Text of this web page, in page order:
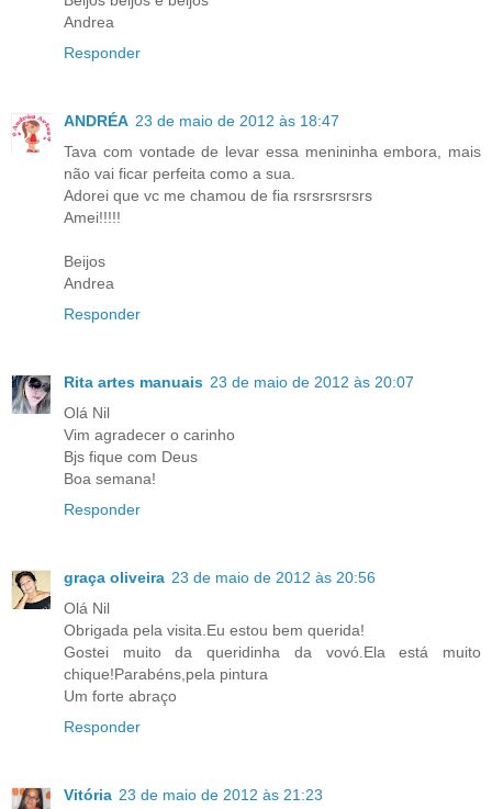
Andrea
Responder
ANDRÉA 23 de maio de 2012 às 18:47
Tava com vontade de levar essa menininha embora, mais
não vai ficar perfeita como a sua.
Adorei que vc me chamou de fia rsrsrsrsrsrs
Amei!!!!!
Beijos
Andrea
Responder
Rita artes manuais 23 de maio de 2012 às 20:07
Olá Nil
Vim agradecer o carinho
Bjs fique com Deus
Boa semana!
Responder
graça oliveira 23 de maio de 2012 às 20:56
Olá Nil
Obrigada pela visita.Eu estou bem querida!
Gostei muito da queridinha da vovó.Ela está muito
chique!Parabéns,pela pintura
Um forte abraço
Responder
Vitória 23 de maio de 2012 às 21:23